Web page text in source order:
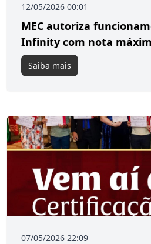
12/05/2026 00:01
MEC autoriza
Infinity com nota
Saiba mais
07/05/2026 22:09